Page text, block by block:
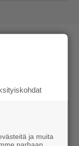
valmistettavia
yläpinnalle.
poltetulla
sivut ovat
Kivet
ja muita
parhaan